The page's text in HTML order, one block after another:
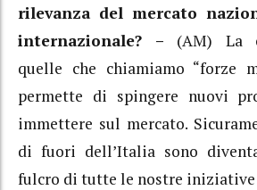
rilevanza del mercato
internazionale? – (AM) La
quelle che chiamiamo “forze
permette di spingere nuovi
immettere sul mercato.
di fuori dell’Italia sono
fulcro di tutte le nostre iniziative